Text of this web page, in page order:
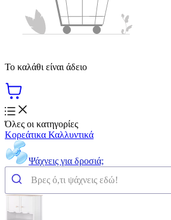
Το καλάθι είναι άδειο
Όλες οι κατηγορίες
Κορεάτικα Καλλυντικά
Ψάχνεις για δροσιά;